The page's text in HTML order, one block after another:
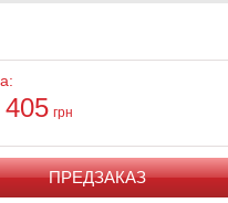
405 грн